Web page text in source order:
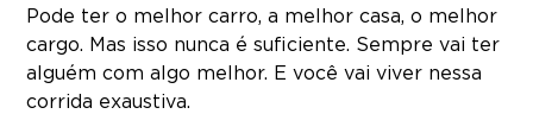
Pode ter o melhor carro, a melhor casa, o melhor
cargo. Mas isso nunca é suficiente. Sempre vai ter
alguém com algo melhor. E você vai viver nessa
corrida exaustiva.